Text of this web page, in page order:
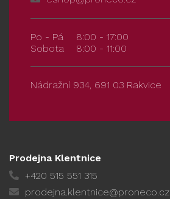
Po - Pá
8:00 - 17:00
Sobota
8:00 - 11:00
Nádražní 934, 691 03 Rakvice
Prodejna Klentnice
+420 515 551 315
prodejna.klentnice@proneco.cz